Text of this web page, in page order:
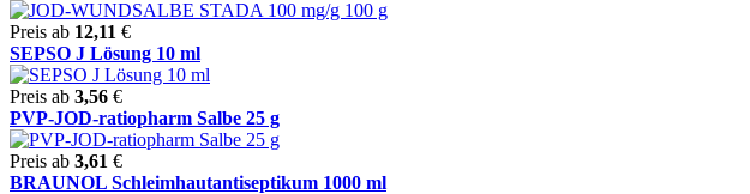
Preis ab 12,11 €
SEPSO J Lösung 10 ml
Preis ab 3,56 €
PVP-JOD-ratiopharm Salbe 25 g
Preis ab 3,61 €
BRAUNOL Schleimhautantiseptikum 1000 ml